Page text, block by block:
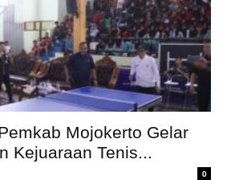
Mojokerto Gelar
Kejuaraan Tenis...
0